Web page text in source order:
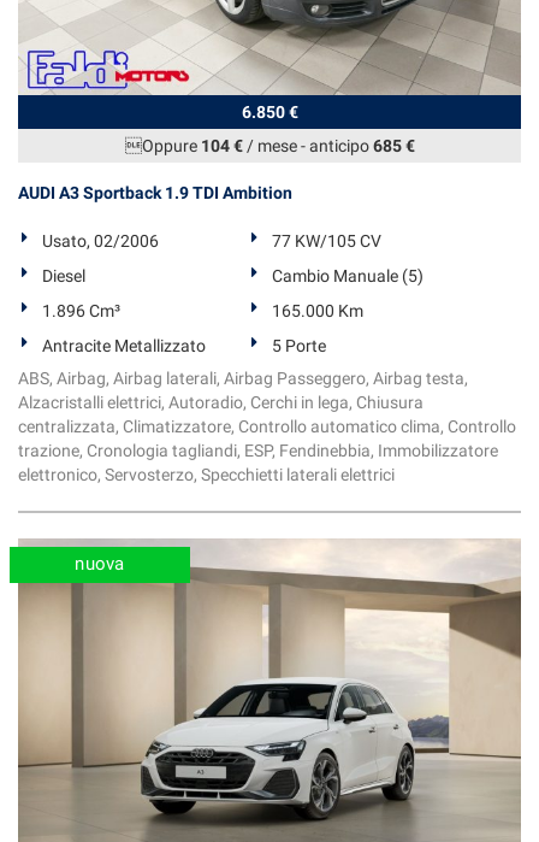
6.850 €
Oppure 104 €/ mese-anticipo685 €
AUDI A3 Sportback 1.9 TDI Ambition
Usato, 02/2006
77 KW/105 CV
Diesel
Cambio Manuale (5)
1.896 Cm³
165.000 Km
Antracite Metallizzato
5 Porte
ABS, Airbag, Airbag laterali, Airbag Passeggero, Airbag testa,
Alzacristalli elettrici, Autoradio, Cerchi in lega, Chiusura
centralizzata, Climatizzatore, Controllo automatico clima, Controllo
trazione, Cronologia tagliandi, ESP, Fendinebbia, Immobilizzatore
elettronico, Servosterzo, Specchietti laterali elettrici
nuova